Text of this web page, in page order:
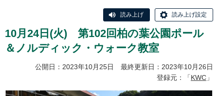
読み上げ 読み上げ設定
10月24日(火) 第102回柏の葉公園ポール
＆ノルディック・ウォーク教室
公開日：2023年10月25日 最終更新日：2023年10月26日
登録元：「KWC 」